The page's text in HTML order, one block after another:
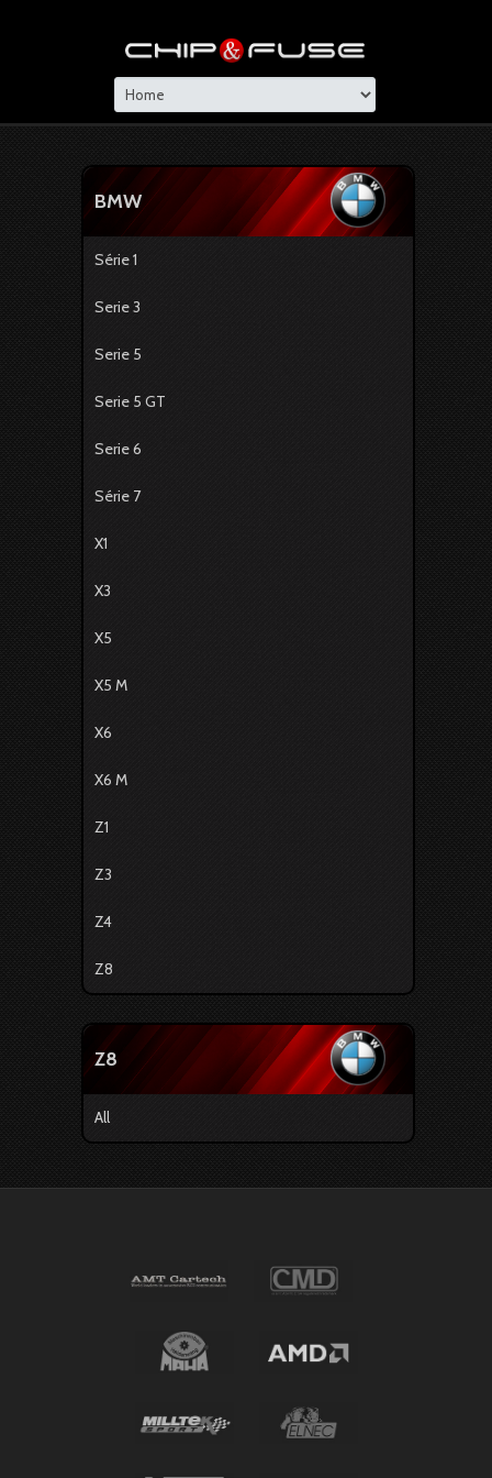
BMW
Série 1
Serie 3
Serie 5
Serie 5 GT
Serie 6
Série 7
X1
X3
X5
X5 M
X6
X6 M
Z1
Z3
Z4
Z8
Z8
All